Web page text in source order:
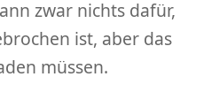
zwar nichts dafür,
ist, aber das
müssen.